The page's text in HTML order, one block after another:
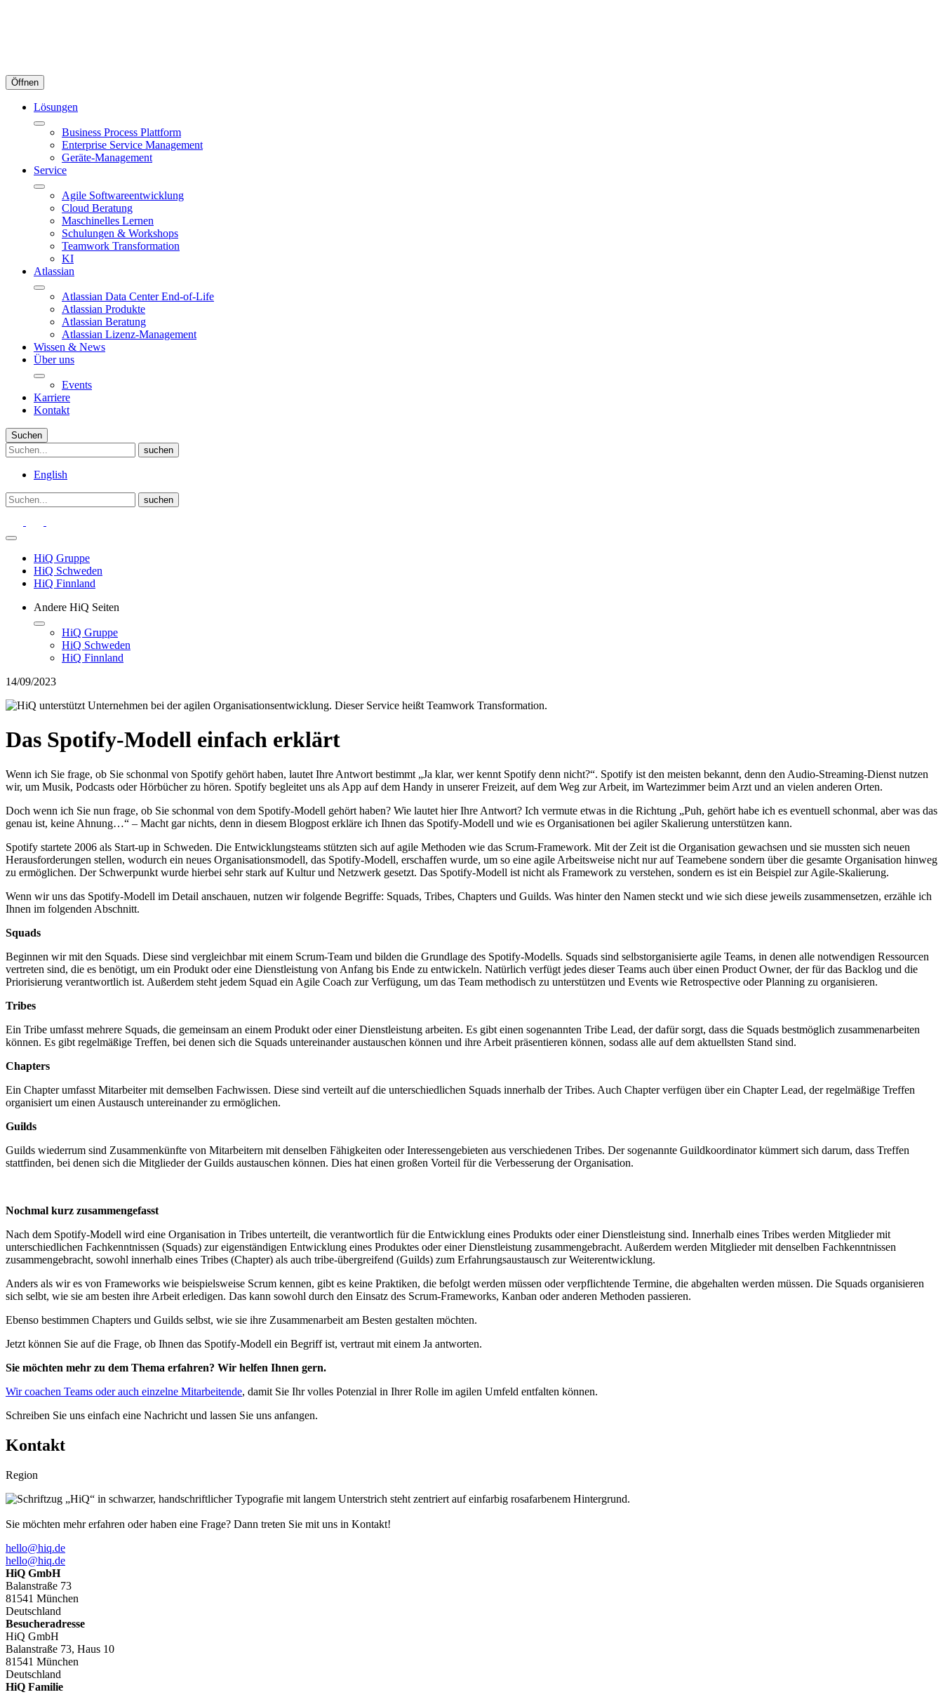
Öffnen
Lösungen
Business Process Plattform
Enterprise Service Management
Geräte-Management
Service
Agile Softwareentwicklung
Cloud Beratung
Maschinelles Lernen
Schulungen & Workshops
Teamwork Transformation
KI
Atlassian
Atlassian Data Center End-of-Life
Atlassian Produkte
Atlassian Beratung
Atlassian Lizenz-Management
Wissen & News
Über uns
Events
Karriere
Kontakt
Suchen
English
HiQ Gruppe
HiQ Schweden
HiQ Finnland
Andere HiQ Seiten
HiQ Gruppe
HiQ Schweden
HiQ Finnland
14/09/2023
Das Spotify-Modell einfach erklärt
Wenn ich Sie frage, ob Sie schonmal von Spotify gehört haben, lautet Ihre Antwort bestimmt „Ja klar, wer kennt Spotify denn nicht?“. Spotify ist den meisten bekannt, denn den Audio-Streaming-Dienst nutzen
wir, um Musik, Podcasts oder Hörbücher zu hören. Spotify begleitet uns als App auf dem Handy in unserer Freizeit, auf dem Weg zur Arbeit, im Wartezimmer beim Arzt und an vielen anderen Orten.
Doch wenn ich Sie nun frage, ob Sie schonmal von dem Spotify-Modell gehört haben? Wie lautet hier Ihre Antwort? Ich vermute etwas in die Richtung „Puh, gehört habe ich es eventuell schonmal, aber was das
genau ist, keine Ahnung…“ – Macht gar nichts, denn in diesem Blogpost erkläre ich Ihnen das Spotify-Modell und wie es Organisationen bei agiler Skalierung unterstützen kann.
Spotify startete 2006 als Start-up in Schweden. Die Entwicklungsteams stützten sich auf agile Methoden wie das Scrum-Framework. Mit der Zeit ist die Organisation gewachsen und sie mussten sich neuen
Herausforderungen stellen, wodurch ein neues Organisationsmodell, das Spotify-Modell, erschaffen wurde, um so eine agile Arbeitsweise nicht nur auf Teamebene sondern über die gesamte Organisation hinweg
zu ermöglichen. Der Schwerpunkt wurde hierbei sehr stark auf Kultur und Netzwerk gesetzt. Das Spotify-Modell ist nicht als Framework zu verstehen, sondern es ist ein Beispiel zur Agile-Skalierung.
Wenn wir uns das Spotify-Modell im Detail anschauen, nutzen wir folgende Begriffe: Squads, Tribes, Chapters und Guilds. Was hinter den Namen steckt und wie sich diese jeweils zusammensetzen, erzähle ich
Ihnen im folgenden Abschnitt.
Squads
Beginnen wir mit den Squads. Diese sind vergleichbar mit einem Scrum-Team und bilden die Grundlage des Spotify-Modells. Squads sind selbstorganisierte agile Teams, in denen alle notwendigen Ressourcen
vertreten sind, die es benötigt, um ein Produkt oder eine Dienstleistung von Anfang bis Ende zu entwickeln. Natürlich verfügt jedes dieser Teams auch über einen Product Owner, der für das Backlog und die
Priorisierung verantwortlich ist. Außerdem steht jedem Squad ein Agile Coach zur Verfügung, um das Team methodisch zu unterstützen und Events wie Retrospective oder Planning zu organisieren.
Tribes
Ein Tribe umfasst mehrere Squads, die gemeinsam an einem Produkt oder einer Dienstleistung arbeiten. Es gibt einen sogenannten Tribe Lead, der dafür sorgt, dass die Squads bestmöglich zusammenarbeiten
können. Es gibt regelmäßige Treffen, bei denen sich die Squads untereinander austauschen können und ihre Arbeit präsentieren können, sodass alle auf dem aktuellsten Stand sind.
Chapters
Ein Chapter umfasst Mitarbeiter mit demselben Fachwissen. Diese sind verteilt auf die unterschiedlichen Squads innerhalb der Tribes. Auch Chapter verfügen über ein Chapter Lead, der regelmäßige Treffen
organisiert um einen Austausch untereinander zu ermöglichen.
Guilds
Guilds wiederrum sind Zusammenkünfte von Mitarbeitern mit denselben Fähigkeiten oder Interessengebieten aus verschiedenen Tribes. Der sogenannte Guildkoordinator kümmert sich darum, dass Treffen
stattfinden, bei denen sich die Mitglieder der Guilds austauschen können. Dies hat einen großen Vorteil für die Verbesserung der Organisation.
Nochmal kurz zusammengefasst
Nach dem Spotify-Modell wird eine Organisation in Tribes unterteilt, die verantwortlich für die Entwicklung eines Produkts oder einer Dienstleistung sind. Innerhalb eines Tribes werden Mitglieder mit
unterschiedlichen Fachkenntnissen (Squads) zur eigenständigen Entwicklung eines Produktes oder einer Dienstleistung zusammengebracht. Außerdem werden Mitglieder mit denselben Fachkenntnissen
zusammengebracht, sowohl innerhalb eines Tribes (Chapter) als auch tribe-übergreifend (Guilds) zum Erfahrungsaustausch zur Weiterentwicklung.
Anders als wir es von Frameworks wie beispielsweise Scrum kennen, gibt es keine Praktiken, die befolgt werden müssen oder verpflichtende Termine, die abgehalten werden müssen. Die Squads organisieren
sich selbt, wie sie am besten ihre Arbeit erledigen. Das kann sowohl durch den Einsatz des Scrum-Frameworks, Kanban oder anderen Methoden passieren.
Ebenso bestimmen Chapters und Guilds selbst, wie sie ihre Zusammenarbeit am Besten gestalten möchten.
Jetzt können Sie auf die Frage, ob Ihnen das Spotify-Modell ein Begriff ist, vertraut mit einem Ja antworten.
Sie möchten mehr zu dem Thema erfahren? Wir helfen Ihnen gern.
Wir coachen Teams oder auch einzelne Mitarbeitende, damit Sie Ihr volles Potenzial in Ihrer Rolle im agilen Umfeld entfalten können.
Schreiben Sie uns einfach eine Nachricht und lassen Sie uns anfangen.
Kontakt
Region
Sie möchten mehr erfahren oder haben eine Frage? Dann treten Sie mit uns in Kontakt!
hello@hiq.de
hello@hiq.de
HiQ GmbH
Balanstraße 73
81541 München
Deutschland
Besucheradresse
HiQ GmbH
Balanstraße 73, Haus 10
81541 München
Deutschland
HiQ Familie